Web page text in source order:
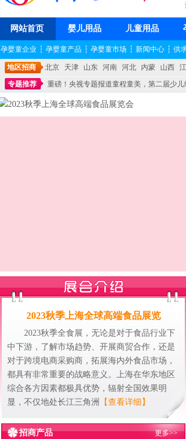
网站首页 婴儿用品 儿童用品
孕婴童企业 ┆ 孕婴童产品 ┆ 孕婴童市场 ┆ 新闻中心 ┆ 供
地区招商 北京 天津 山东 河南 河北 内蒙 山西
专题推荐
重磅！央视专题报道童程童美，第二届少
不能再单纯地销售产品,而要向增强服务转型,毕竟母婴产
2023秋季上海全球高端食品展览
2023秋季全食展，无论是对于食品行业下
中下游，了解市场趋势、开展商贸合作，还是
对于跨境电商采购商，拓展海内外食品市场，
都具有非常重要的战略意义。上海在华东地区
综合各方因素都极具优势，辐射全国效果明
显，不仅地处长江三角洲
【查看详细】
招商产品 更多>>